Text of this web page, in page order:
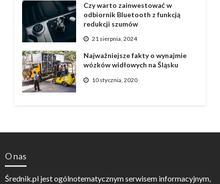
Czy warto zainwestować w
odbiornik Bluetooth z funkcją
redukcji szumów
21 sierpnia, 2024
Najważniejsze fakty o wynajmie
wózków widłowych na Śląsku
10 stycznia, 2020
O nas
Średnik.pl jest ogólnotematycznym serwisem informacyjnym,